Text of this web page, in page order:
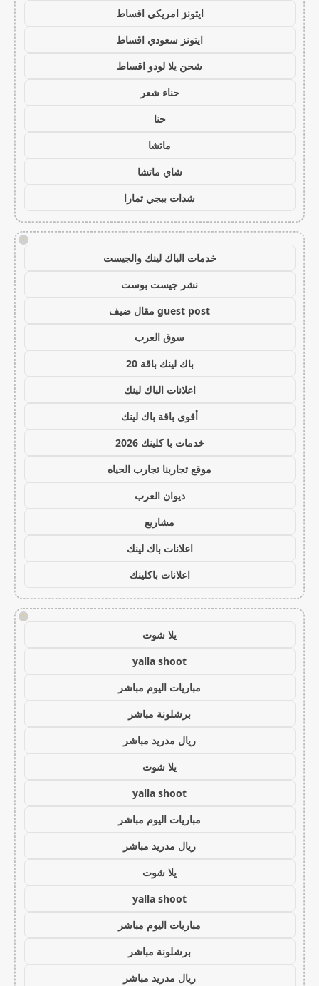
ايتونز امريكي اقساط
ايتونز سعودي اقساط
شحن يلا لودو اقساط
حناء شعر
حنا
ماتشا
شاي ماتشا
شدات ببجي تمارا
!
خدمات الباك لينك والجيست
نشر جيست بوست
guest post مقال ضيف
سوق العرب
باك لينك باقة 20
اعلانات الباك لينك
أقوى باقة باك لينك
خدمات با كلينك 2026
موقع تجاربنا تجارب الحياه
ديوان العرب
مشاريع
اعلانات باك لينك
اعلانات باكلينك
!
يلا شوت
yalla shoot
مباريات اليوم مباشر
برشلونة مباشر
ريال مدريد مباشر
يلا شوت
yalla shoot
مباريات اليوم مباشر
ريال مدريد مباشر
يلا شوت
yalla shoot
مباريات اليوم مباشر
برشلونة مباشر
ريال مدريد مباشر